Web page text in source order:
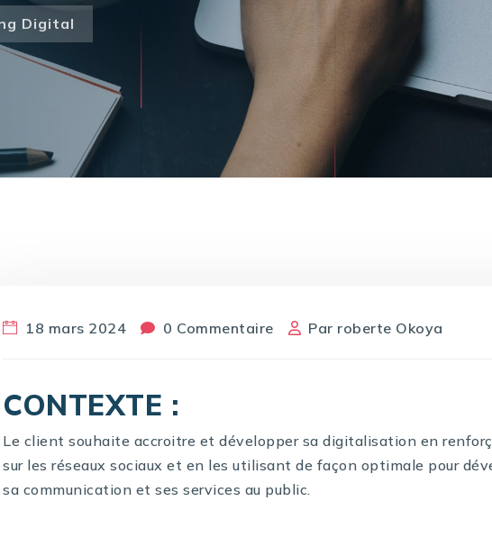
Digital
18 mars 2024 0 Commentaire Par roberte Okoya
CONTEXTE :
Le client souhaite accroitre et développer sa digitalisation en
sur les réseaux sociaux et en les utilisant de façon optimale pour
sa communication et ses services au public.